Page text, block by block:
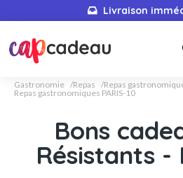
Livraison
Gastronomie Repas
Repas
Repas gastronomiques PARIS-10
Bons
Résistants -